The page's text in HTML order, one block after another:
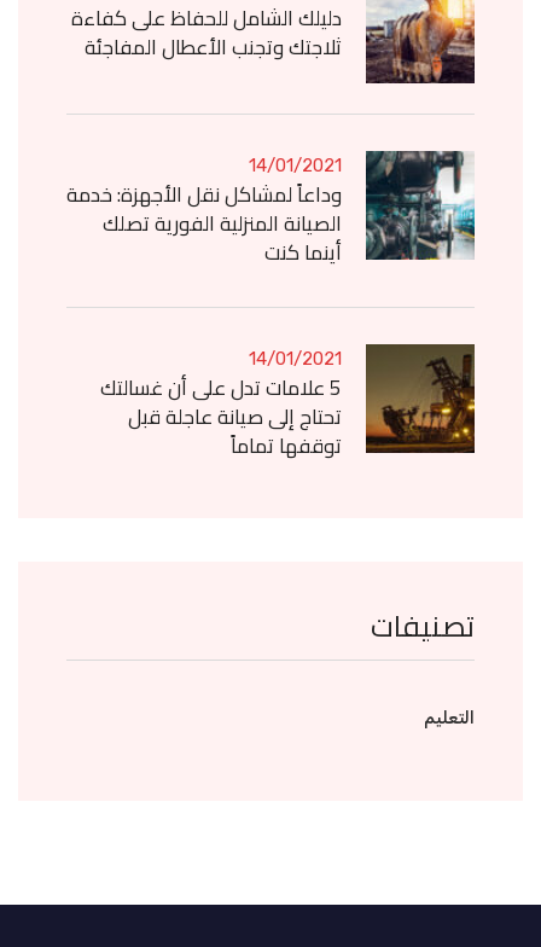
دليلك الشامل للحفاظ على كفاءة
ثلاجتك وتجنب الأعطال المفاجئة
14/01/2021
وداعاً لمشاكل نقل الأجهزة: خدمة
الصيانة المنزلية الفورية تصلك
أينما كنت
14/01/2021
5 علامات تدل على أن غسالتك
تحتاج إلى صيانة عاجلة قبل
توقفها تماماً
تصنيفات
التعليم